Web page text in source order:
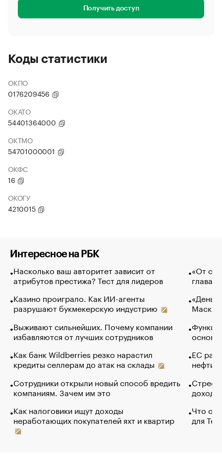
Получить доступ
Коды статистики
ОКПО
0176209456
ОКАТО
54401364000
ОКТМО
54701000001
ОКФС
16
ОКОГУ
4210015
Интересное на РБК
Насколько ваш авторитет зависит от
атрибутов престижа? Тест для лидеров
Казино проиграло. Как ИИ-агенты
разрушают букмекерскую индустрию
Выживают сильнейших. Почему компании
избавляются от лучших сотрудников
Как банк Wildberries резко нарастил
кредиты селлерам до атак на склады
Сотрудники открыли новый способ вредить
компаниям. Зачем им это
Как налоговики ищут доходы
неработающих покупателей яхт и квартир
«От
глава
Маск в
основ
ЕС
нефти
Что
для